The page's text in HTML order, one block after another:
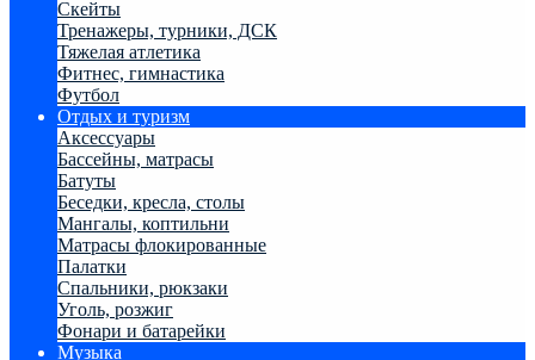
Скейты
Тренажеры, турники, ДСК
Тяжелая атлетика
Фитнес, гимнастика
Футбол
Отдых и туризм
Аксессуары
Бассейны, матрасы
Батуты
Беседки, кресла, столы
Мангалы, коптильни
Матрасы флокированные
Палатки
Спальники, рюкзаки
Уголь, розжиг
Фонари и батарейки
Музыка